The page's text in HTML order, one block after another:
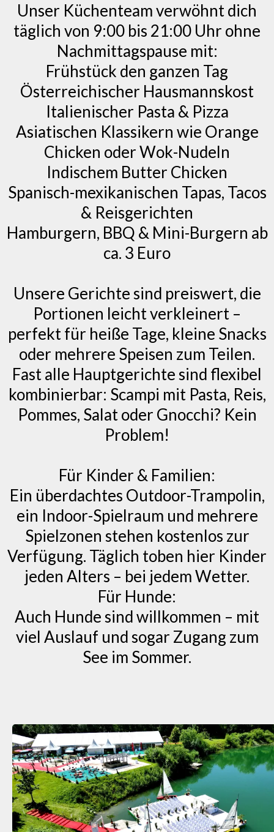
Unser Küchenteam verwöhnt dich
täglich von 9:00 bis 21:00 Uhr ohne
Nachmittagspause mit:
Frühstück den ganzen Tag
Österreichischer Hausmannskost
Italienischer Pasta & Pizza
Asiatischen Klassikern wie Orange
Chicken oder Wok-Nudeln
Indischem Butter Chicken
Spanisch-mexikanischen Tapas, Tacos
& Reisgerichten
Hamburgern, BBQ & Mini-Burgern ab
ca. 3 Euro
Unsere Gerichte sind preiswert, die
Portionen leicht verkleinert –
perfekt für heiße Tage, kleine Snacks
oder mehrere Speisen zum Teilen.
Fast alle Hauptgerichte sind flexibel
kombinierbar: Scampi mit Pasta, Reis,
Pommes, Salat oder Gnocchi? Kein
Problem!
Für Kinder & Familien:
Ein überdachtes Outdoor-Trampolin,
ein Indoor-Spielraum und mehrere
Spielzonen stehen kostenlos zur
Verfügung. Täglich toben hier Kinder
jeden Alters – bei jedem Wetter.
Für Hunde:
Auch Hunde sind willkommen – mit
viel Auslauf und sogar Zugang zum
See im Sommer.